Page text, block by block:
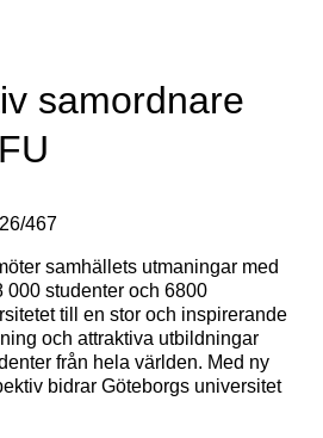
samordnare
467
samhällets utmaningar med
000 studenter och 6800
till en stor och inspirerande
och attraktiva utbildningar
från hela världen. Med ny
bidrar Göteborgs universitet